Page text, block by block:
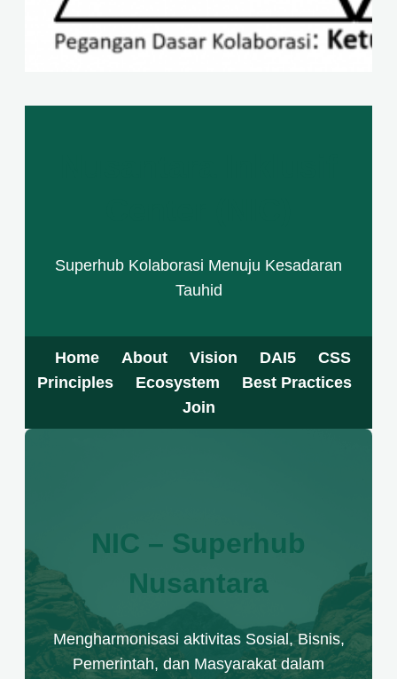
Superhub Kolaborasi Menuju Kesadaran
Tauhid
Home About Vision DAI5
CSS
Principles
Ecosystem
Best Practices
Join
NIC – Superhub
Nusantara
Mengharmonisasi aktivitas Sosial, Bisnis,
Pemerintah, dan Masyarakat dalam